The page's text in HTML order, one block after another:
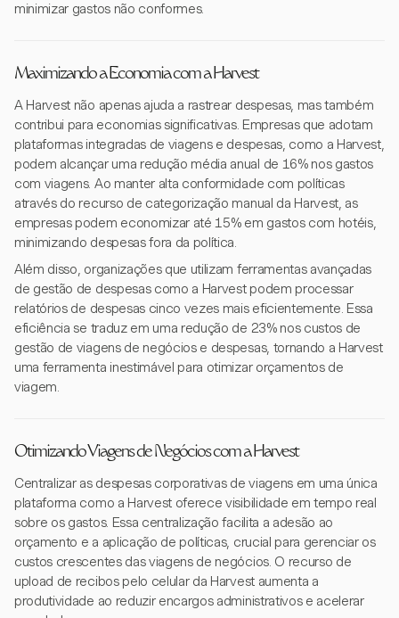
minimizar gastos não conformes.
Maximizando a Economia com a Harvest
A Harvest não apenas ajuda a rastrear despesas, mas também
contribui para economias significativas. Empresas que adotam
plataformas integradas de viagens e despesas, como a Harvest,
podem alcançar uma redução média anual de 16% nos gastos
com viagens. Ao manter alta conformidade com políticas
através do recurso de categorização manual da Harvest, as
empresas podem economizar até 15% em gastos com hotéis,
minimizando despesas fora da política.
Além disso, organizações que utilizam ferramentas avançadas
de gestão de despesas como a Harvest podem processar
relatórios de despesas cinco vezes mais eficientemente. Essa
eficiência se traduz em uma redução de 23% nos custos de
gestão de viagens de negócios e despesas, tornando a Harvest
uma ferramenta inestimável para otimizar orçamentos de
viagem.
Otimizando Viagens de Negócios com a Harvest
Centralizar as despesas corporativas de viagens em uma única
plataforma como a Harvest oferece visibilidade em tempo real
sobre os gastos. Essa centralização facilita a adesão ao
orçamento e a aplicação de políticas, crucial para gerenciar os
custos crescentes das viagens de negócios. O recurso de
upload de recibos pelo celular da Harvest aumenta a
produtividade ao reduzir encargos administrativos e acelerar